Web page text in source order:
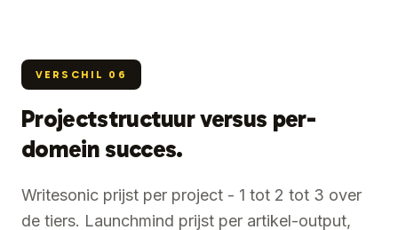
VERSCHIL 06
Projectstructuur versus per-
domein succes.
Writesonic prijst per project - 1 tot 2 tot 3 over
de tiers. Launchmind prijst per artikel-output,